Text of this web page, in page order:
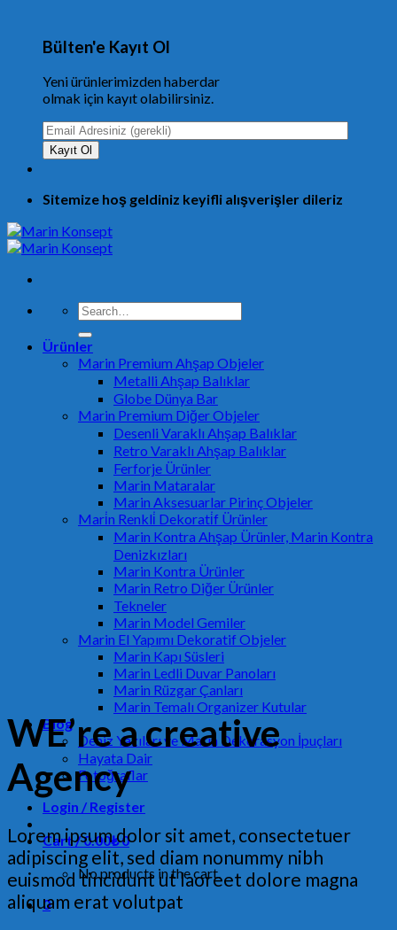
Bülten'e Kayıt Ol
Yeni ürünlerimizden haberdar
olmak için kayıt olabilirsiniz.
Sitemize hoş geldiniz keyifli alışverişler dileriz
Search
for:
Ürünler
Marin Premium Ahşap Objeler
Metalli Ahşap Balıklar
Globe Dünya Bar
Marin Premium Diğer Objeler
Desenli Varaklı Ahşap Balıklar
Retro Varaklı Ahşap Balıklar
Ferforje Ürünler
Marin Mataralar
Marin Aksesuarlar Pirinç Objeler
Mari̇n Renkli̇ Dekorati̇f Ürünler
Marin Kontra Ahşap Ürünler, Marin Kontra
Denizkızları
Marin Kontra Ürünler
Marin Retro Diğer Ürünler
Tekneler
Marin Model Gemiler
Marin El Yapımı Dekoratif Objeler
Marin Kapı Süsleri
Marin Ledli Duvar Panoları
Marin Rüzgar Çanları
Marin Temalı Organizer Kutular
Blog
Deniz Yazıları ve Marin Dekorasyon İpuçları
Hayata Dair
Fotoğraflar
Login / Register
Cart /0.00₺0
No products in the cart.
0
WE’re a creative
Agency
Lorem ipsum dolor sit amet, consectetuer
adipiscing elit, sed diam nonummy nibh
euismod tincidunt ut laoreet dolore magna
aliquam erat volutpat